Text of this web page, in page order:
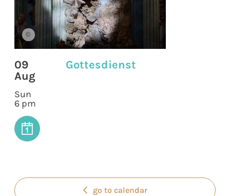
©
09
Aug
Sun
6 pm
Gottesdienst
go to calendar